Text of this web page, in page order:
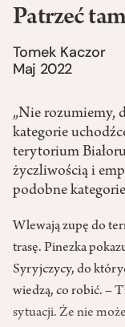
Patrzeć
Tomek Kaczor
Maj 2022
„Nie rozumiemy,
kategorie
terytorium
życzliwością i
podobne
Wlewają zupę do
trasę. Pinezka
Syryjczycy, do
wiedzą, co robić. –
sytuacji. Że nie